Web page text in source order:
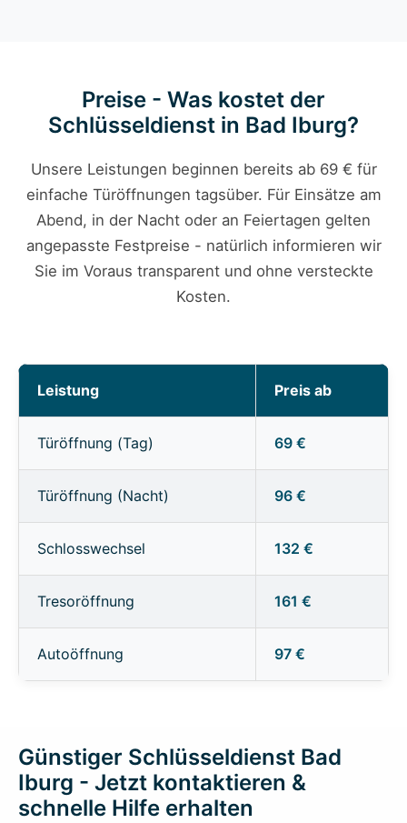
Preise - Was kostet der
Schlüsseldienst in Bad Iburg?
Unsere Leistungen beginnen bereits ab 69 € für
einfache Türöffnungen tagsüber. Für Einsätze am
Abend, in der Nacht oder an Feiertagen gelten
angepasste Festpreise - natürlich informieren wir
Sie im Voraus transparent und ohne versteckte
Kosten.
Leistung Preis ab
Türöffnung (Tag) 69 €
Türöffnung (Nacht) 96 €
Schlosswechsel 132 €
Tresoröffnung 161 €
Autoöffnung 97 €
Günstiger Schlüsseldienst Bad
Iburg - Jetzt kontaktieren &
schnelle Hilfe erhalten